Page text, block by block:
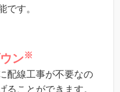
です。
ン※
配線工事が不要なの
ることができます。